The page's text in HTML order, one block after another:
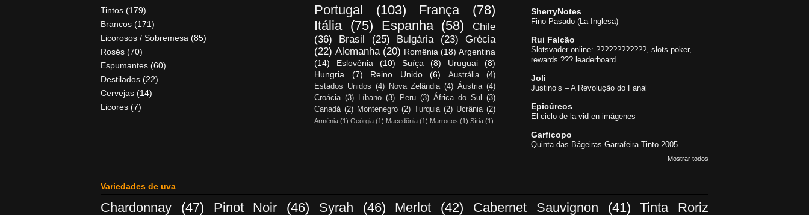
Tintos (179)
Brancos (171)
Licorosos / Sobremesa (85)
Rosés (70)
Espumantes (60)
Destilados (22)
Cervejas (14)
Licores (7)
Portugal (103) França
(78)
Itália (75) Espanha (58)
Chile
(36)
Brasil (25) Bulgária (23)
Grécia
(22) Alemanha (20) Romênia (18) Argentina
(14)
Eslovênia (10) Suíça (8) Uruguai
(8)
Hungria
(7) Reino Unido (6) Austrália
(4)
Estados Unidos (4) Nova Zelândia (4) Áustria (4)
Croácia (3) Líbano (3) Peru (3) África do Sul
(3)
Canadá (2) Montenegro (2) Turquia (2) Ucrânia (2)
Armênia (1) Geórgia (1) Macedônia (1) Marrocos (1) Síria (1)
SherryNotes
Fino Pasado (La Inglesa)
Rui Falcão
Slotsvader online: ????????????, slots poker,
rewards ??? leaderboard
Joli
Justino’s – A Revolução do Fanal
Epicúreos
El ciclo de la vid en imágenes
Garficopo
Quinta das Bágeiras Garrafeira Tinto 2005
Mostrar todos
Variedades de uva
Chardonnay (47) Pinot Noir (46) Syrah (46) Merlot (42) Cabernet Sauvignon (41) Tinta Roriz